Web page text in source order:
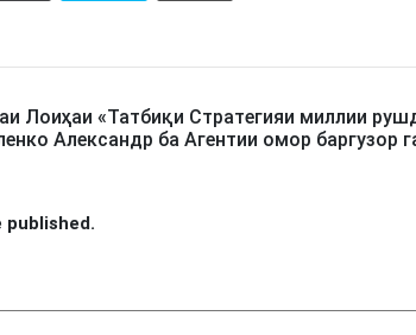
Лоиҳаи «Татбиқи Стратегияи миллии
Александр ба Агентии омор баргузор
published.